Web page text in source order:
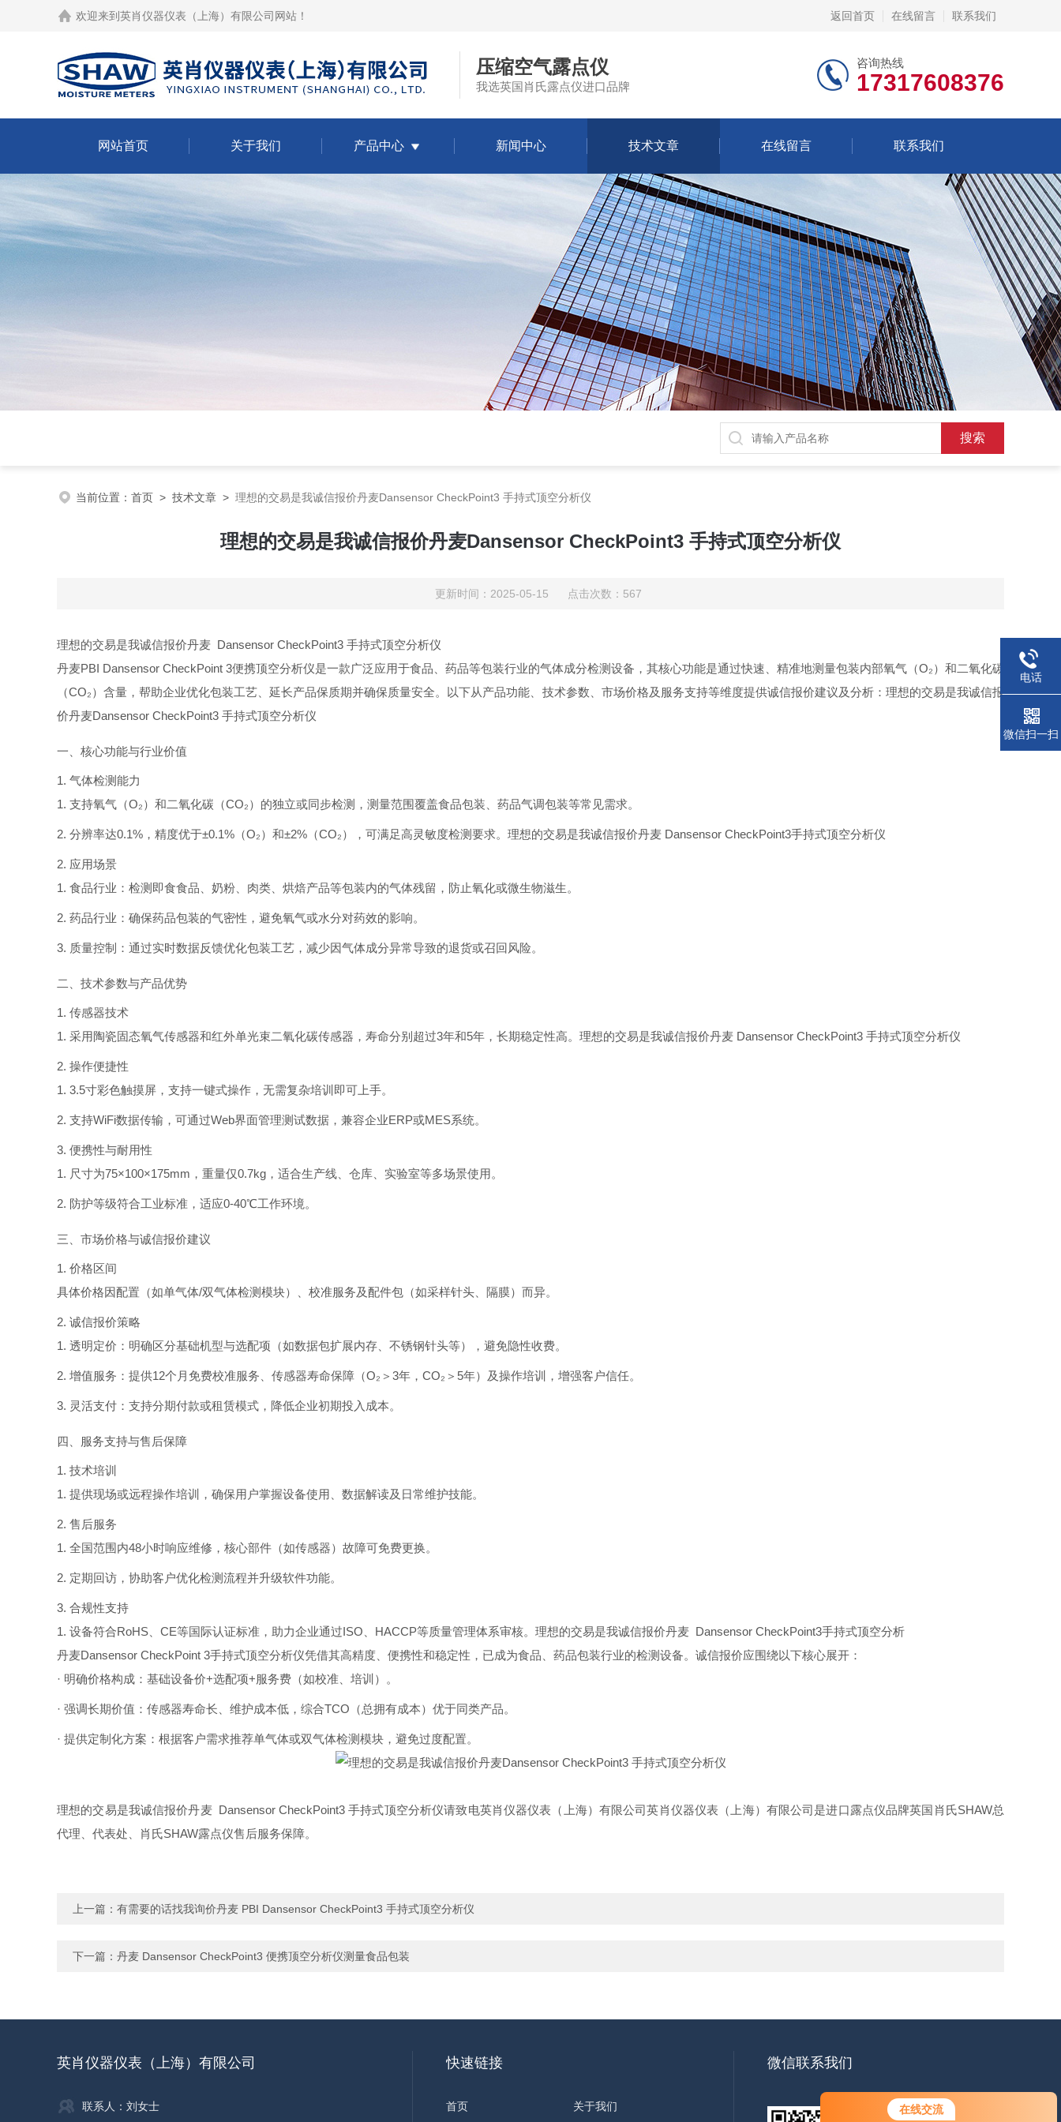
在线交流
欢迎来到 英肖仪器仪表（上海）有限公司网站 ！ 返回首页 在线留言 联系我们
压缩空气露点仪
我选英国肖氏露点仪进口品牌
咨询热线
17317608376
网站首页 关于我们 产品中心 新闻中心 技术文章 在线留言 联系我们
当前位置： 首页 > 技术文章 > 理想的交易是我诚信报价丹麦Dansensor CheckPoint3 手持式顶空分析仪
理想的交易是我诚信报价丹麦Dansensor CheckPoint3 手持式顶空分析仪
更新时间：2025-05-15 点击次数：567
理想的交易是我诚信报价丹麦 Dansensor CheckPoint3 手持式顶空分析仪
丹麦PBI Dansensor CheckPoint 3便携顶空分析仪是一款广泛应用于食品、药品等包装行业的气体成分检测设备，其核心功能是通过快速、精准地测量包装内部氧气（O₂）和二氧化碳
（CO₂）含量，帮助企业优化包装工艺、延长产品保质期并确保质量安全。以下从产品功能、技术参数、市场价格及服务支持等维度提供诚信报价建议及分析：理想的交易是我诚信报
价丹麦Dansensor CheckPoint3 手持式顶空分析仪
一、核心功能与行业价值
1. 气体检测能力
1. 支持氧气（O₂）和二氧化碳（CO₂）的独立或同步检测，测量范围覆盖食品包装、药品气调包装等常见需求。
2. 分辨率达0.1%，精度优于±0.1%（O₂）和±2%（CO₂），可满足高灵敏度检测要求。理想的交易是我诚信报价丹麦 Dansensor CheckPoint3手持式顶空分析仪
2. 应用场景
1. 食品行业：检测即食食品、奶粉、肉类、烘焙产品等包装内的气体残留，防止氧化或微生物滋生。
2. 药品行业：确保药品包装的气密性，避免氧气或水分对药效的影响。
3. 质量控制：通过实时数据反馈优化包装工艺，减少因气体成分异常导致的退货或召回风险。
二、技术参数与产品优势
1. 传感器技术
1. 采用陶瓷固态氧气传感器和红外单光束二氧化碳传感器，寿命分别超过3年和5年，长期稳定性高。理想的交易是我诚信报价丹麦 Dansensor CheckPoint3 手持式顶空分析仪
2. 操作便捷性
1. 3.5寸彩色触摸屏，支持一键式操作，无需复杂培训即可上手。
2. 支持WiFi数据传输，可通过Web界面管理测试数据，兼容企业ERP或MES系统。
3. 便携性与耐用性
1. 尺寸为75×100×175mm，重量仅0.7kg，适合生产线、仓库、实验室等多场景使用。
2. 防护等级符合工业标准，适应0-40℃工作环境。
三、市场价格与诚信报价建议
1. 价格区间
具体价格因配置（如单气体/双气体检测模块）、校准服务及配件包（如采样针头、隔膜）而异。
2. 诚信报价策略
1. 透明定价：明确区分基础机型与选配项（如数据包扩展内存、不锈钢针头等），避免隐性收费。
2. 增值服务：提供12个月免费校准服务、传感器寿命保障（O₂＞3年，CO₂＞5年）及操作培训，增强客户信任。
3. 灵活支付：支持分期付款或租赁模式，降低企业初期投入成本。
四、服务支持与售后保障
1. 技术培训
1. 提供现场或远程操作培训，确保用户掌握设备使用、数据解读及日常维护技能。
2. 售后服务
1. 全国范围内48小时响应维修，核心部件（如传感器）故障可免费更换。
2. 定期回访，协助客户优化检测流程并升级软件功能。
3. 合规性支持
1. 设备符合RoHS、CE等国际认证标准，助力企业通过ISO、HACCP等质量管理体系审核。理想的交易是我诚信报价丹麦 Dansensor CheckPoint3手持式顶空分析
丹麦Dansensor CheckPoint 3手持式顶空分析仪凭借其高精度、便携性和稳定性，已成为食品、药品包装行业的检测设备。诚信报价应围绕以下核心展开：
· 明确价格构成：基础设备价+选配项+服务费（如校准、培训）。
· 强调长期价值：传感器寿命长、维护成本低，综合TCO（总拥有成本）优于同类产品。
· 提供定制化方案：根据客户需求推荐单气体或双气体检测模块，避免过度配置。
理想的交易是我诚信报价丹麦 Dansensor CheckPoint3 手持式顶空分析仪请致电英肖仪器仪表（上海）有限公司英肖仪器仪表（上海）有限公司是进口露点仪品牌英国肖氏SHAW总
代理、代表处、肖氏SHAW露点仪售后服务保障。
上一篇： 有需要的话找我询价丹麦 PBI Dansensor CheckPoint3 手持式顶空分析仪
下一篇： 丹麦 Dansensor CheckPoint3 便携顶空分析仪测量食品包装
英肖仪器仪表（上海）有限公司
联系人：刘女士
快速链接
首页 关于我们
微信联系我们
电话
微信扫一扫